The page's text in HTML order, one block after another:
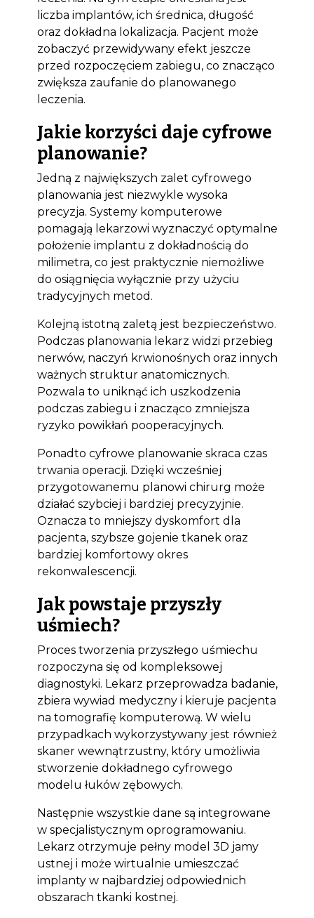
liczba implantów, ich średnica, długość
oraz dokładna lokalizacja. Pacjent może
zobaczyć przewidywany efekt jeszcze
przed rozpoczęciem zabiegu, co znacząco
zwiększa zaufanie do planowanego
leczenia.
Jakie korzyści daje cyfrowe
planowanie?
Jedną z największych zalet cyfrowego
planowania jest niezwykle wysoka
precyzja. Systemy komputerowe
pomagają lekarzowi wyznaczyć optymalne
położenie implantu z dokładnością do
milimetra, co jest praktycznie niemożliwe
do osiągnięcia wyłącznie przy użyciu
tradycyjnych metod.
Kolejną istotną zaletą jest bezpieczeństwo.
Podczas planowania lekarz widzi przebieg
nerwów, naczyń krwionośnych oraz innych
ważnych struktur anatomicznych.
Pozwala to uniknąć ich uszkodzenia
podczas zabiegu i znacząco zmniejsza
ryzyko powikłań pooperacyjnych.
Ponadto cyfrowe planowanie skraca czas
trwania operacji. Dzięki wcześniej
przygotowanemu planowi chirurg może
działać szybciej i bardziej precyzyjnie.
Oznacza to mniejszy dyskomfort dla
pacjenta, szybsze gojenie tkanek oraz
bardziej komfortowy okres
rekonwalescencji.
Jak powstaje przyszły
uśmiech?
Proces tworzenia przyszłego uśmiechu
rozpoczyna się od kompleksowej
diagnostyki. Lekarz przeprowadza badanie,
zbiera wywiad medyczny i kieruje pacjenta
na tomografię komputerową. W wielu
przypadkach wykorzystywany jest również
skaner wewnątrzustny, który umożliwia
stworzenie dokładnego cyfrowego
modelu łuków zębowych.
Następnie wszystkie dane są integrowane
w specjalistycznym oprogramowaniu.
Lekarz otrzymuje pełny model 3D jamy
ustnej i może wirtualnie umieszczać
implanty w najbardziej odpowiednich
obszarach tkanki kostnej.